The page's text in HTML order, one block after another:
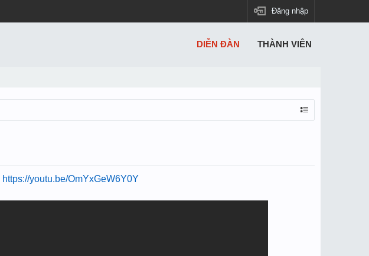
Đăng nhập
https://youtu.be/OmYxGeW6Y0Y
DIỄN ĐÀN THÀNH VIÊN